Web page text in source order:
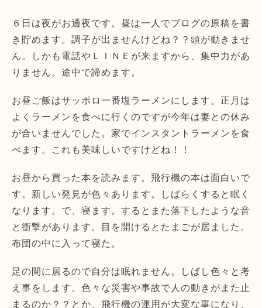
６日は夜がお通夜です。昼は一人でブログの原稿を書
き貯めます。調子が出ませんけどね？？頭が動きませ
ん。しかも電話やＬＩＮＥが来ますから、集中力があ
りません。途中で諦めます。
お昼ご飯はサッポロ一番塩ラーメンにします。正月は
よくラーメンを食べに行くのですが今年は妻との休み
が合いませんでした。家でインスタントラーメンを食
べます。これも美味しいですけどね！！
お昼から買った本を読みます。飛行機の本は面白いで
す。新しい発見が色々あります。しばらくすると眠く
なります。で、寝ます。するとまた落下したような音
と衝撃があります。目を開けるとたまごが居ました。
布団の中に入って寝た。
足の間に居るので自分は眠れません。しばし色々と考
え事をします。色々な災害や事故で人の動きがまた止
まるのか？？とか、飛行機の運用が大変な事になり、